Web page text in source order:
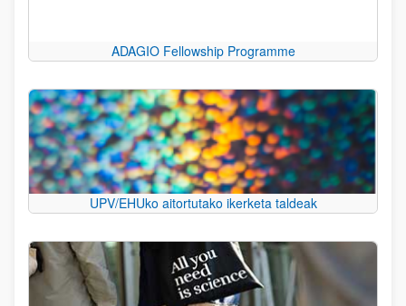
ADAGIO Fellowship Programme
UPV/EHUko aitortutako ikerketa taldeak